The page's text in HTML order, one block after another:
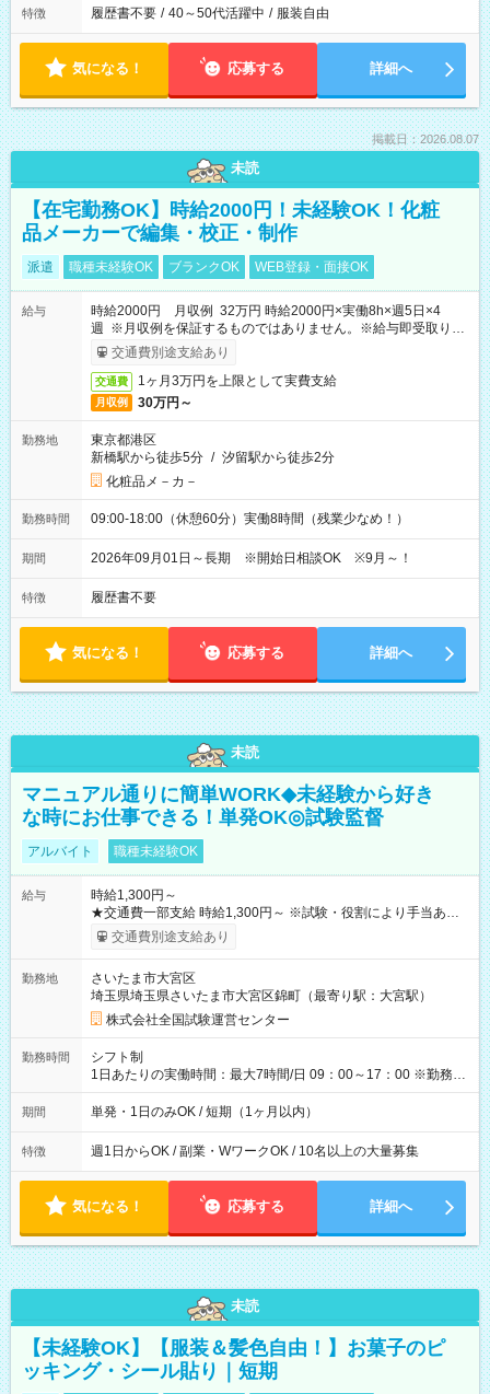
特徴 履歴書不要 / 40～50代活躍中 / 服装自由
気になる！ 応募する 詳細へ
掲載日：2026.08.07
未読
【在宅勤務OK】時給2000円！未経験OK！化粧
品メーカーで編集・校正・制作
派遣 職種未経験OK ブランクOK WEB登録・面接OK
給与
時給2000円 月収例 32万円 時給2000円×実働8h×週5日×4
週 ※月収例を保証するものではありません。※給与即受取りサ
ービス利用可（利用条件有）
交通費別途支給あり
交通費 1ヶ月3万円を上限として実費支給
月収例 30万円～
勤務地
東京都港区
新橋駅から徒歩5分 / 汐留駅から徒歩2分
化粧品メ－カ－
勤務時間 09:00-18:00（休憩60分）実働8時間（残業少なめ！）
期間 2026年09月01日～長期 ※開始日相談OK ※9月～！
特徴 履歴書不要
気になる！ 応募する 詳細へ
未読
マニュアル通りに簡単WORK◆未経験から好き
な時にお仕事できる！単発OK◎試験監督
アルバイト 職種未経験OK
給与
時給1,300円～
★交通費一部支給 時給1,300円～ ※試験・役割により手当あり
※勤務回数により昇給あり 【即給（前払い）オプションあ
り！】 希望される場合、勤務から1週間ほどで給与の一部を受け
例】 ・河合塾模擬試験 8:30～17:30（休憩1時間） 時給1,300円
×8時間＝日収10,400円＋交通費 ※当日の役割により時給＋100
円の場合あり ・国家試験 7:00～13:30（休憩なし） 時給1,300
円（役割手当＋100円）×6時間＝日収8,400円＋交通費 【試用期
間】試用期間なし
交通費別途支給あり
勤務地
さいたま市大宮区
埼玉県埼玉県さいたま市大宮区錦町（最寄り駅：大宮駅）
株式会社全国試験運営センター
勤務時間
シフト制
1日あたりの実働時間：最大7時間/日 09：00～17：00 ※勤務時
間は 試験により異なります。
期間 単発・1日のみOK / 短期（1ヶ月以内）
特徴 週1日からOK / 副業・WワークOK / 10名以上の大量募集
気になる！ 応募する 詳細へ
未読
【未経験OK】【服装＆髪色自由！】お菓子のピ
ッキング・シール貼り｜短期